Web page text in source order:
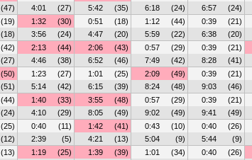
(47) 4:01 (27) 5:42 (35) 6:18 (24) 6:57 (24)
(19) 1:32 (30) 0:51 (18) 1:12 (44) 0:39 (21)
(18) 3:56 (24) 4:47 (20) 5:59 (22) 6:38 (20)
(42) 2:13 (44) 2:06 (43) 0:57 (29) 0:39 (21)
(27) 4:46 (38) 6:52 (46) 7:49 (42) 8:28 (41)
(50) 1:23 (27) 1:01 (25) 2:09 (49) 0:39 (21)
(51) 5:14 (42) 6:15 (39) 8:24 (48) 9:03 (46)
(44) 1:40 (33) 3:55 (48) 0:57 (29) 0:39 (21)
(24) 4:10 (29) 8:05 (49) 9:02 (49) 9:41 (49)
(25) 0:40 (11) 1:42 (41) 0:43 (10) 0:40 (26)
(12) 2:39 (5) 4:21 (13) 5:04 (9) 5:44 (9)
(13) 1:19 (25) 1:39 (39) 1:01 (34) 0:40 (26)